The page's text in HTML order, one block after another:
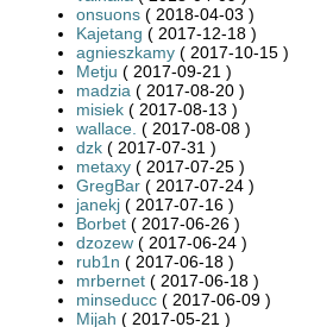
onsuons ( 2018-04-03 )
Kajetang ( 2017-12-18 )
agnieszkamy ( 2017-10-15 )
Metju ( 2017-09-21 )
madzia ( 2017-08-20 )
misiek ( 2017-08-13 )
wallace. ( 2017-08-08 )
dzk ( 2017-07-31 )
metaxy ( 2017-07-25 )
GregBar ( 2017-07-24 )
janekj ( 2017-07-16 )
Borbet ( 2017-06-26 )
dzozew ( 2017-06-24 )
rub1n ( 2017-06-18 )
mrbernet ( 2017-06-18 )
minseducc ( 2017-06-09 )
Mijah ( 2017-05-21 )